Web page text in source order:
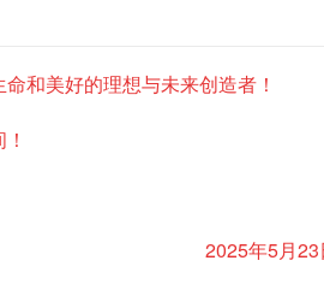
和美好的理想与未来创造者！
2025年5月